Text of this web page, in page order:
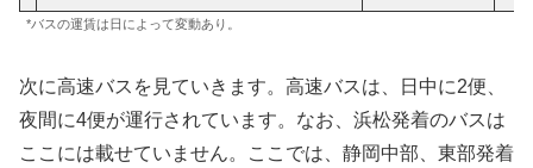
*バスの運賃は日によって変動あり。
次に高速バスを見ていきます。高速バスは、日中に2便、
夜間に4便が運行されています。なお、浜松発着のバスは
ここには載せていません。ここでは、静岡中部、東部発着